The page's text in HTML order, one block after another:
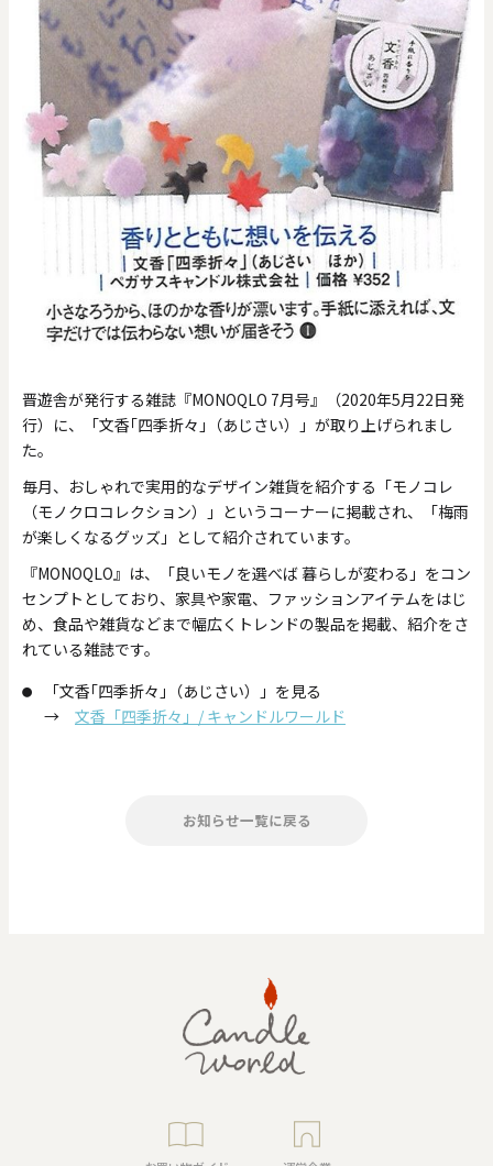
晋遊舎が発行する雑誌『MONOQLO 7月号』（2020年5月22日発
行）に、「文香｢四季折々｣（あじさい）」が取り上げられまし
た。
毎月、おしゃれで実用的なデザイン雑貨を紹介する「モノコレ
（モノクロコレクション）」というコーナーに掲載され、「梅雨
が楽しくなるグッズ」として紹介されています。
『MONOQLO』は、「良いモノを選べば 暮らしが変わる」をコン
センプトとしており、家具や家電、ファッションアイテムをはじ
め、食品や雑貨などまで幅広くトレンドの製品を掲載、紹介をさ
れている雑誌です。
「文香｢四季折々｣（あじさい）」を見る
→ 文香「四季折々」/ キャンドルワールド
お知らせ一覧に戻る